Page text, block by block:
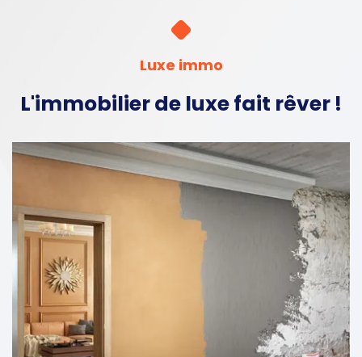
Luxe immo
L'immobilier de luxe fait rêver !